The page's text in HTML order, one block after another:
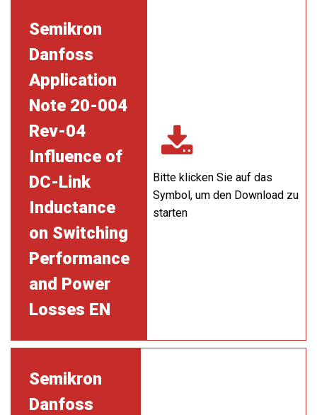
Semikron
Danfoss
Application
Note 20-004
Rev-04
Influence of
DC-Link
Inductance
on Switching
Performance
and Power
Losses EN
Bitte klicken Sie auf das
Symbol, um den Download zu
starten
Semikron
Danfoss